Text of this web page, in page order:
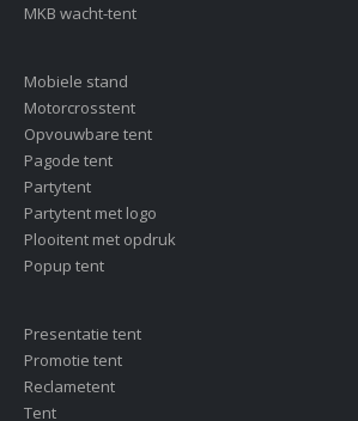
MKB wacht-tent
Mobiele stand
Motorcrosstent
Opvouwbare tent
Pagode tent
Partytent
Partytent met logo
Plooitent met opdruk
Popup tent
Presentatie tent
Promotie tent
Reclametent
Tent